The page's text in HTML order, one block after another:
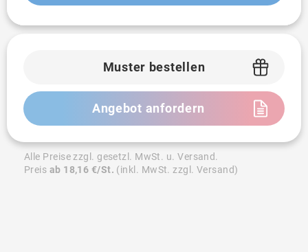
Muster bestellen
Angebot anfordern
Alle Preise zzgl. gesetzl. MwSt. u. Versand.
Preis ab 18,16 €/St. (inkl. MwSt. zzgl. Versand)